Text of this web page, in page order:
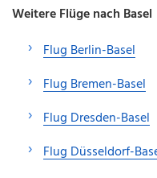
Weitere Flüge nach Basel
Flug Berlin-Basel
Flug Bremen-Basel
Flug Dresden-Basel
Flug Düsseldorf-